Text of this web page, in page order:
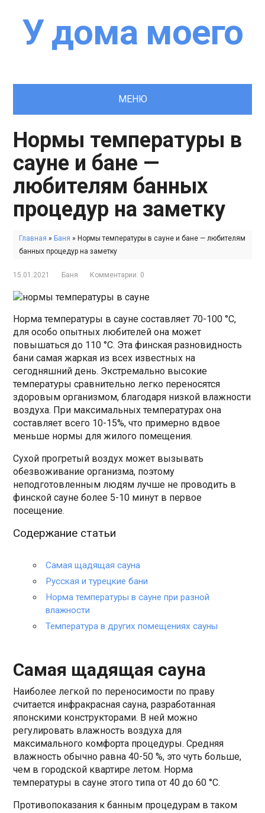
У дома моего
МЕНЮ
Нормы температуры в
сауне и бане —
любителям банных
процедур на заметку
Главная » Баня » Нормы температуры в сауне и бане — любителям
банных процедур на заметку
15.01.2021 Баня Комментарии: 0
Норма температуры в сауне составляет 70-100 °C,
для особо опытных любителей она может
повышаться до 110 °C. Эта финская разновидность
бани самая жаркая из всех известных на
сегодняшний день. Экстремально высокие
температуры сравнительно легко переносятся
здоровым организмом, благодаря низкой влажности
воздуха. При максимальных температурах она
составляет всего 10-15%, что примерно вдвое
меньше нормы для жилого помещения.
Сухой прогретый воздух может вызывать
обезвоживание организма, поэтому
неподготовленным людям лучше не проводить в
финской сауне более 5-10 минут в первое
посещение.
Содержание статьи
Самая щадящая сауна
Русская и турецкие бани
Норма температуры в сауне при разной
влажности
Температура в других помещениях сауны
Самая щадящая сауна
Наиболее легкой по переносимости по праву
считается инфракрасная сауна, разработанная
японскими конструкторами. В ней можно
регулировать влажность воздуха для
максимального комфорта процедуры. Средняя
влажность обычно равна 40-50 %, это чуть больше,
чем в городской квартире летом. Норма
температуры в сауне этого типа от 40 до 60 °С.
Противопоказания к банным процедурам в таком